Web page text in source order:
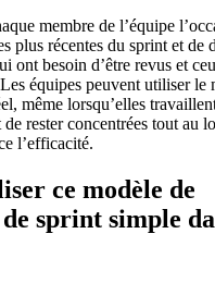
membre de l’équipe
plus récentes du sprint et de
ont besoin d’être revus et
équipes peuvent utiliser le
même lorsqu’elles
rester concentrées tout au
l’efficacité.
ce modèle de
sprint simple